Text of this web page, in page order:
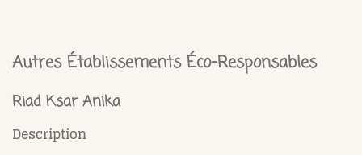
Autres Établissements Éco-Responsables
Riad Ksar Anika
Description